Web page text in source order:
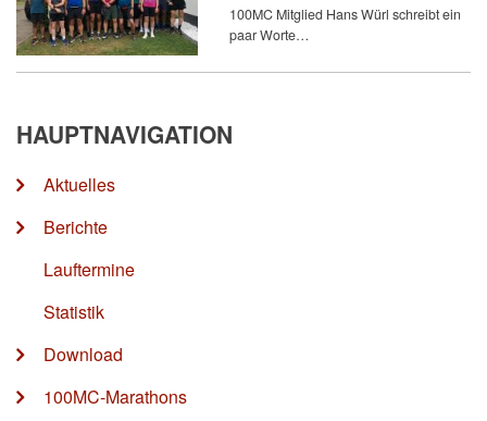
100MC Mitglied Hans Würl schreibt ein
paar Worte…
HAUPTNAVIGATION
Aktuelles
Berichte
Lauftermine
Statistik
Download
100MC-Marathons